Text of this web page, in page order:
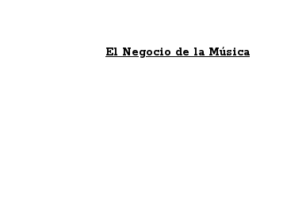
El Negocio de la Música